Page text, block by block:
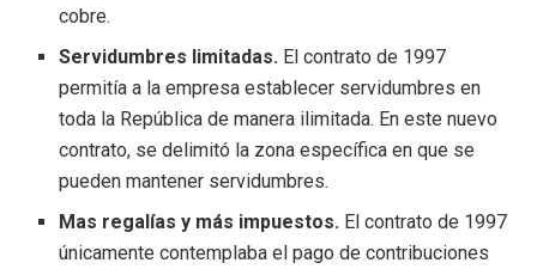
cobre.
Servidumbres limitadas. El contrato de 1997
permitía a la empresa establecer servidumbres en
toda la República de manera ilimitada. En este nuevo
contrato, se delimitó la zona específica en que se
pueden mantener servidumbres.
Mas regalías y más impuestos. El contrato de 1997
únicamente contemplaba el pago de contribuciones